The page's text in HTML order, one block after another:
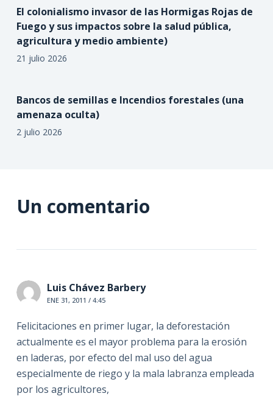
El colonialismo invasor de las Hormigas Rojas de
Fuego y sus impactos sobre la salud pública,
agricultura y medio ambiente)
21 julio 2026
Bancos de semillas e Incendios forestales (una
amenaza oculta)
2 julio 2026
Un comentario
Luis Chávez Barbery
ENE 31, 2011 / 4:45
Felicitaciones en primer lugar, la deforestación
actualmente es el mayor problema para la erosión
en laderas, por efecto del mal uso del agua
especialmente de riego y la mala labranza empleada
por los agricultores,